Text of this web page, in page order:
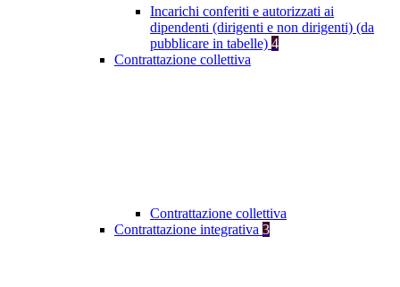
Incarichi conferiti e autorizzati ai
dipendenti (dirigenti e non dirigenti) (da
pubblicare in tabelle) 4
Contrattazione collettiva
Contrattazione collettiva
Contrattazione integrativa 3